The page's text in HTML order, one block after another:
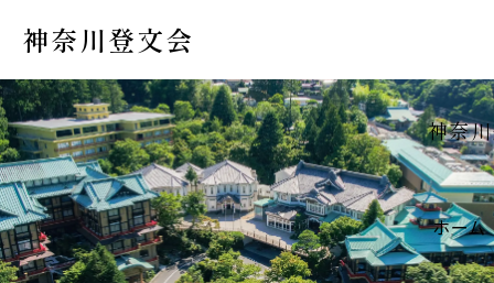
神奈川登文会
神奈
ホーム